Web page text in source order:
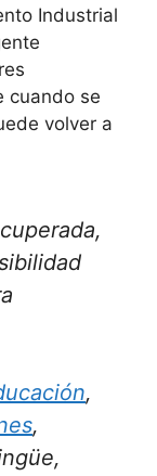
Industrial
cuando se
volver a
,
,